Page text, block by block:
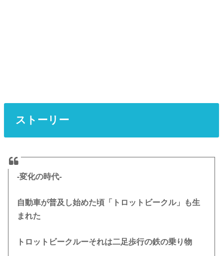
ストーリー
-変化の時代-
自動車が普及し始めた頃「トロットビークル」も生
まれた
トロットビークルーそれは二足歩行の鉄の乗り物